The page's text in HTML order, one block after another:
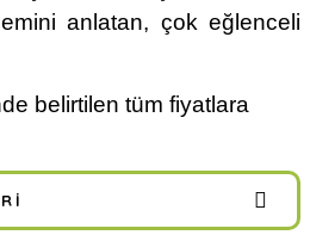
anlatan, çok eğlenceli
belirtilen tüm fiyatlara